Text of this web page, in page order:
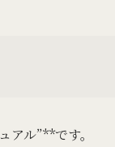
ル”**です。